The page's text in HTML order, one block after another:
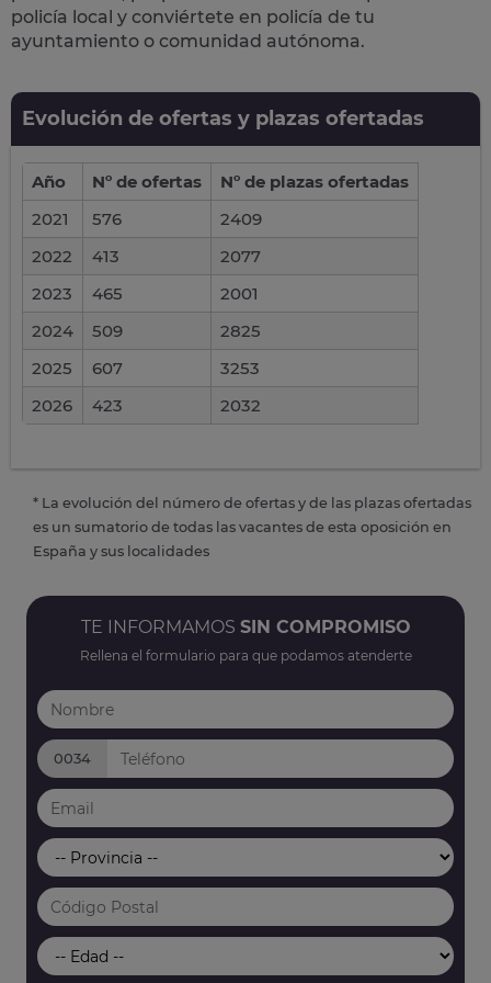
policía local y conviértete en policía de tu
ayuntamiento o comunidad autónoma.
Evolución de ofertas y plazas ofertadas
Año Nº de ofertas
Nº de plazas ofertadas
2021
576
2409
2022
413
2077
2023
465
2001
2024
509
2825
2025
607
3253
2026
423 2032
* La evolución del número de ofertas y de las plazas ofertadas
es un sumatorio de todas las vacantes de esta oposición en
España y sus localidades
TE INFORMAMOS SIN COMPROMISO
Rellena el formulario para que podamos atenderte
0034